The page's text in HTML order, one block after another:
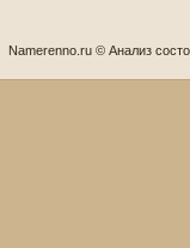
Namerenno.ru © Анализ